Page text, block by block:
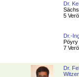
Dr.
5
Dr.-
Pöyry
7
Dr.